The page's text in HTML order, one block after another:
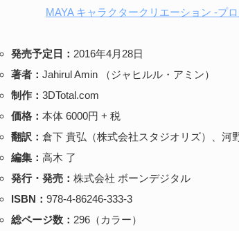
MAYA キャラクタークリエーション -プ
発売予定日： 2016年4月28日
著者： Jahirul Amin （ジャヒルル・アミン）
制作： 3DTotal.com
価格： 本体 6000円 + 税
翻訳： 倉下 貴弘（株式会社スタジオリズ）、河
編集： 高木 了
発行・発売： 株式会社 ボーンデジタル
ISBN： 978-4-86246-333-3
総ページ数： 296（カラー）